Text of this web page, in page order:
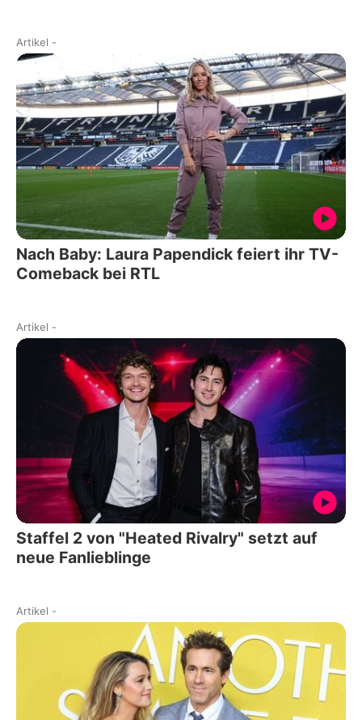
Artikel -
Nach Baby: Laura Papendick feiert ihr TV-
Comeback bei RTL
Artikel -
Staffel 2 von "Heated Rivalry" setzt auf
neue Fanlieblinge
Artikel -